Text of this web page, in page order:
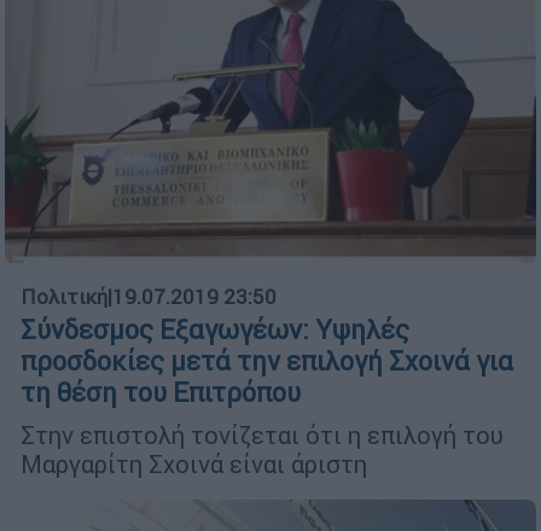
Πολιτική|19.07.2019 23:50
Σύνδεσμος Εξαγωγέων: Υψηλές
προσδοκίες μετά την επιλογή Σχοινά για
τη θέση του Επιτρόπου
Στην επιστολή τονίζεται ότι η επιλογή του
Μαργαρίτη Σχοινά είναι άριστη